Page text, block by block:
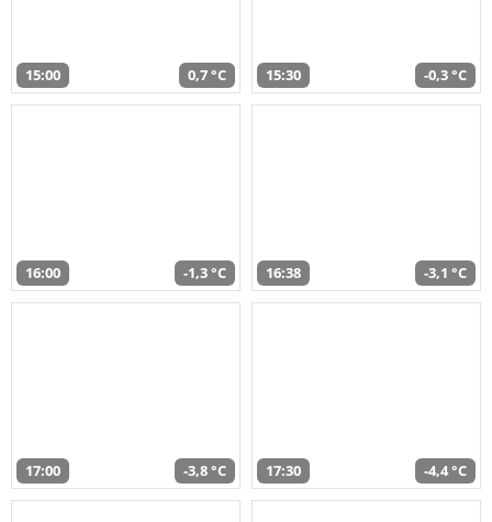
15:00 0,7 °C 15:30 -0,3 °C
16:00 -1,3 °C 16:38 -3,1 °C
17:00 -3,8 °C 17:30 -4,4 °C